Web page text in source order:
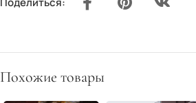
Похожие товары